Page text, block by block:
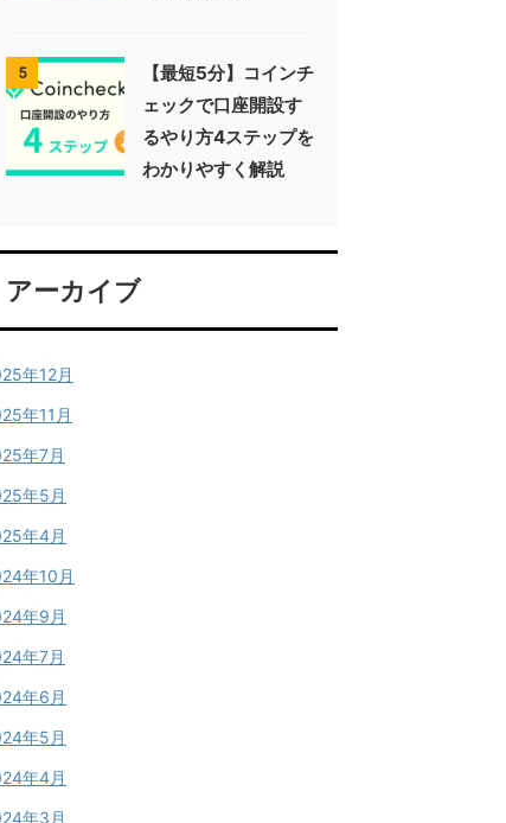
5
【最短5分】コインチ
ェックで口座開設す
るやり方4ステップを
わかりやすく解説
アーカイブ
年12月
年11月
年7月
年5月
年4月
年10月
年9月
年7月
年6月
年5月
年4月
年3月